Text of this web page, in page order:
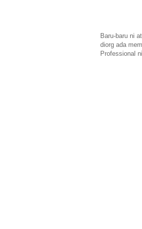
Baru-baru ni
diorg ada
Professional ni.